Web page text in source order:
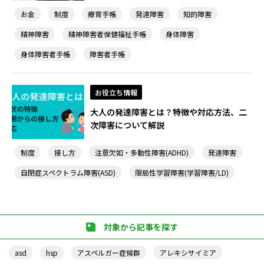
お金 制度 療育手帳 発達障害
知的障害
精神障害
精神障害者保健福祉手帳
身体障害
身体障害者手帳
障害者手帳
お役立ち情報
大人の発達障害とは？特徴や対応方法、二
次障害について解説
制度 接し方 注意欠如・多動性障害(ADHD)
発達障害
自閉症スペクトラム障害(ASD)
限局性学習障害(学習障害/LD)
対象から記事を探す
asd hsp アスペルガー症候群 アレキシサイミア